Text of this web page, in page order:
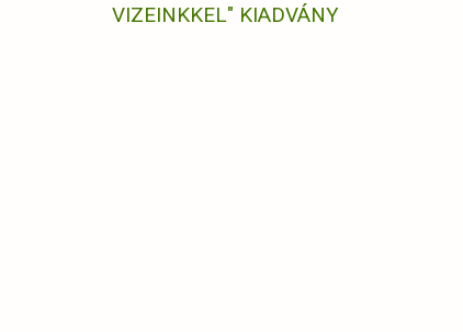
VIZEINKKEL" KIADVÁNY